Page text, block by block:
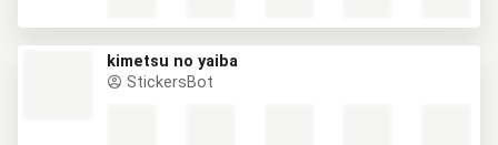
kimetsu no yaiba
StickersBot